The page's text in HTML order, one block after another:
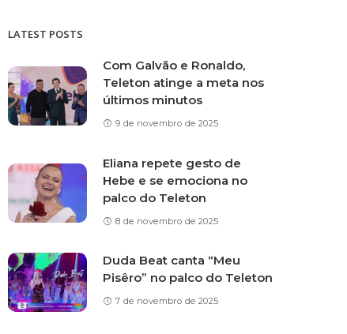
LATEST POSTS
Com Galvão e Ronaldo,
Teleton atinge a meta nos
últimos minutos
9 de novembro de 2025
Eliana repete gesto de
Hebe e se emociona no
palco do Teleton
8 de novembro de 2025
Duda Beat canta “Meu
Pisêro” no palco do Teleton
7 de novembro de 2025